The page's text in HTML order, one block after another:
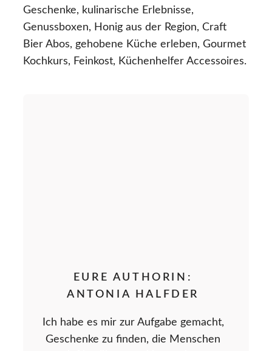
Geschenke, kulinarische Erlebnisse,
Genussboxen, Honig aus der Region, Craft
Bier Abos, gehobene Küche erleben, Gourmet
Kochkurs, Feinkost, Küchenhelfer Accessoires.
EURE AUTHORIN:
ANTONIA HALFDER
Ich habe es mir zur Aufgabe gemacht,
Geschenke zu finden, die Menschen